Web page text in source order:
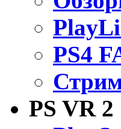
PS4
PS VR 2